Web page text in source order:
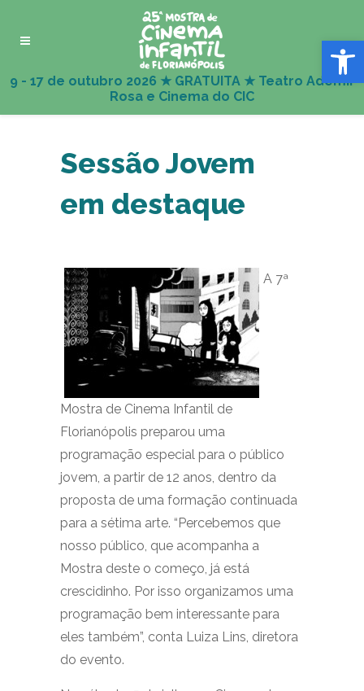
Abrir
Sessão Jovem
em destaque
A 7ª
Mostra de Cinema Infantil de
Florianópolis preparou uma
programação especial para o público
jovem, a partir de 12 anos, dentro da
proposta de uma formação continuada
para a sétima arte. “Percebemos que
nosso público, que acompanha a
Mostra deste o começo, já está
crescidinho. Por isso organizamos uma
programação bem interessante para
eles também”, conta Luiza Lins, diretora
do evento.